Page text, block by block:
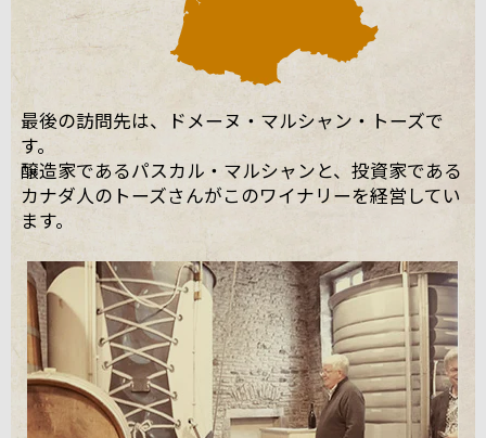
最後の訪問先は、ドメーヌ・マルシャン・トーズで
す。
醸造家であるパスカル・マルシャンと、投資家である
カナダ人のトーズさんがこのワイナリーを経営してい
ます。